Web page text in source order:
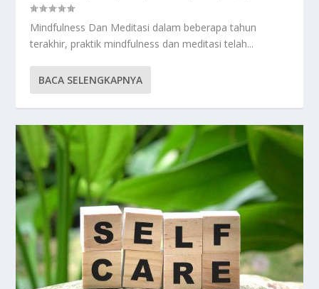
Mindfulness Dan Meditasi dalam beberapa tahun
terakhir, praktik mindfulness dan meditasi telah...
BACA SELENGKAPNYA